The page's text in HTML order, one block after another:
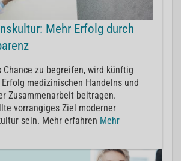
Mehr Erfolg durch
Chance zu begreifen, wird künftig
medizinischen Handelns und
Zusammenarbeit beitragen.
vorrangiges Ziel moderner
sein. Mehr erfahren Mehr